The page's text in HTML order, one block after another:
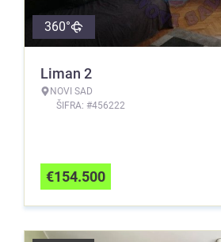
360°
Liman 2
NOVI SAD
ŠIFRA: #456222
€154.500